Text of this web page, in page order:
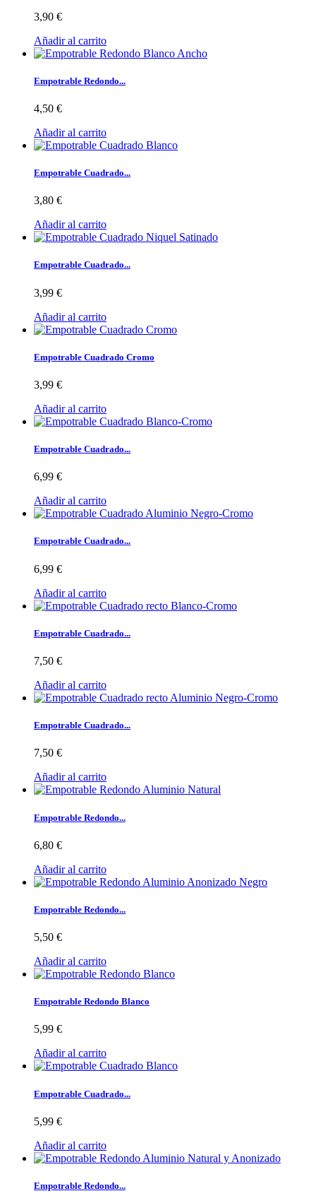
3,90 €
Añadir al carrito
Empotrable Redondo...
4,50 €
Añadir al carrito
Empotrable Cuadrado...
3,80 €
Añadir al carrito
Empotrable Cuadrado...
3,99 €
Añadir al carrito
Empotrable Cuadrado Cromo
3,99 €
Añadir al carrito
Empotrable Cuadrado...
6,99 €
Añadir al carrito
Empotrable Cuadrado...
6,99 €
Añadir al carrito
Empotrable Cuadrado...
7,50 €
Añadir al carrito
Empotrable Cuadrado...
7,50 €
Añadir al carrito
Empotrable Redondo...
6,80 €
Añadir al carrito
Empotrable Redondo...
5,50 €
Añadir al carrito
Empotrable Redondo Blanco
5,99 €
Añadir al carrito
Empotrable Cuadrado...
5,99 €
Añadir al carrito
Empotrable Redondo...